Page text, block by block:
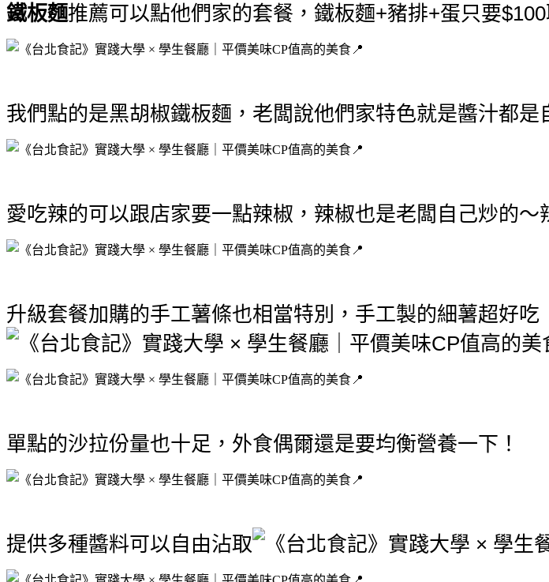
鐵板麵推薦可以點他們家的套餐，鐵板麵+豬排+蛋只要
我們點的是黑胡椒鐵板麵，老闆說他們家特色就是醬汁都
愛吃辣的可以跟店家要一點辣椒，辣椒也是老闆自己炒的
升級套餐加購的手工薯條也相當特別，手工製的細薯超好吃
單點的沙拉份量也十足，外食偶爾還是要均衡營養一下！
提供多種醬料可以自由沾取